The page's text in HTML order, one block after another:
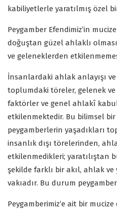
kabiliyetlerle yaratılmış özel
Peygamber Efendimiz’in
doğuştan güzel ahlaklı
ve geleneklerden
İnsanlardaki ahlak anlayışı
toplumdaki töreler, gelenek ve
faktörler ve genel ahlakî
etkilenmektedir. Bu bilimsel
peygamberlerin yaşadıkları
insanlık dışı törelerinden,
etkilenmedikleri; yaratılıştan
şekilde farklı bir akıl, ahlak
vakıadır. Bu durum
Peygamberimiz’e ait bir